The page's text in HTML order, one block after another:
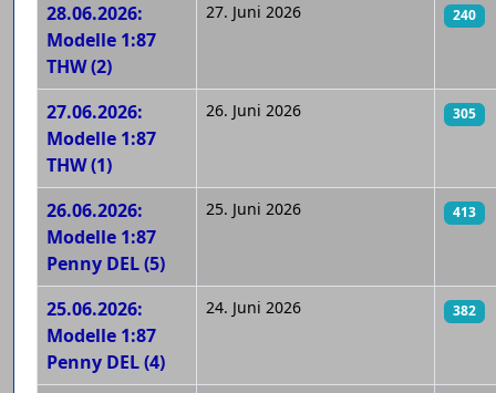
28.06.2026:
Modelle 1:87
THW (2)
27. Juni 2026 240
27.06.2026:
Modelle 1:87
THW (1)
26. Juni 2026 305
26.06.2026:
Modelle 1:87
Penny DEL (5)
25. Juni 2026 413
25.06.2026:
Modelle 1:87
Penny DEL (4)
24. Juni 2026 382